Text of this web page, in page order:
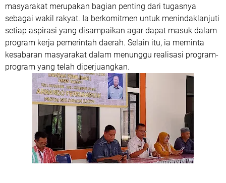
masyarakat merupakan bagian penting dari tugasnya
sebagai wakil rakyat. Ia berkomitmen untuk menindaklanjuti
setiap aspirasi yang disampaikan agar dapat masuk dalam
program kerja pemerintah daerah. Selain itu, ia meminta
kesabaran masyarakat dalam menunggu realisasi program-
program yang telah diperjuangkan.